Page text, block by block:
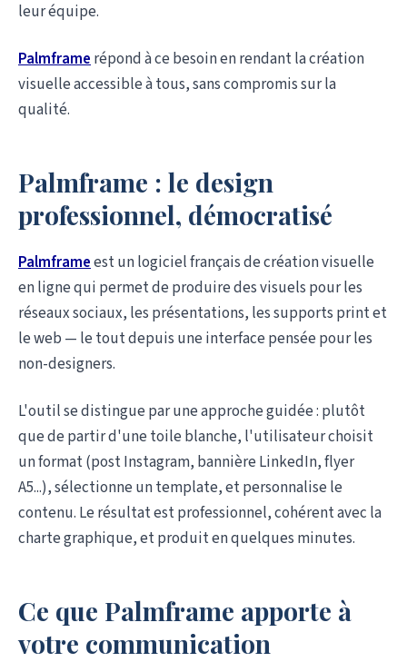
leur équipe.
Palmframerépond à ce besoin en rendant la création
visuelle accessible à tous, sans compromis sur la
qualité.
Palmframe : le design
professionnel, démocratisé
Palmframeest un logiciel français de création visuelle
en ligne qui permet de produire des visuels pour les
réseaux sociaux, les présentations, les supports print et
le web — le tout depuis une interface pensée pour les
non-designers.
L'outil se distingue par une approche guidée : plutôt
que de partir d'une toile blanche, l'utilisateur choisit
un format (post Instagram, bannière LinkedIn, flyer
A5...), sélectionne un template, et personnalise le
contenu. Le résultat est professionnel, cohérent avec la
charte graphique, et produit en quelques minutes.
Ce que Palmframe apporte à
votre communication